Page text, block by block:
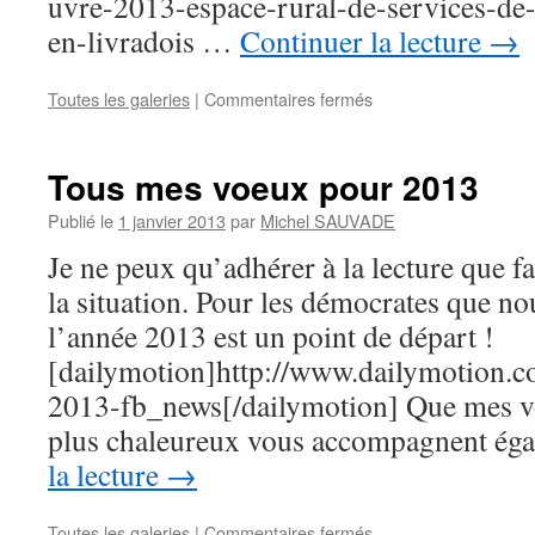
en-livradois … Continuer la lecture →
Toutes les galeries | Commentaires fermés
pour
l’Espace
de
services
de
proximité
de
Marsac.
Tous mes voeux pour 2013
Publié le 1 janvier 2013 par Michel SAUVADE
Je ne peux qu’adhérer à la lecture que
la situation. Pour les démocrates que
l’année 2013 est un point de départ !
[dailymotion]http://
2013-fb_news[/dailymotion] Que mes
plus chaleureux vous accompagnent
la lecture →